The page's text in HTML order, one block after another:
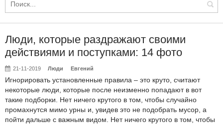
Люди, которые раздражают своими
действиями и поступками: 14 фото
21-11-2019 Люди Евгений
Игнорировать установленные правила – это круто, считают
некоторые люди, которые после неизменно попадают в вот
такие подборки. Нет ничего крутого в том, чтобы случайно
промахнутся мимо урны и, увидев это не подобрать мусор, а
пойти дальше с важным видом. Нет ничего крутого в том, чтобы